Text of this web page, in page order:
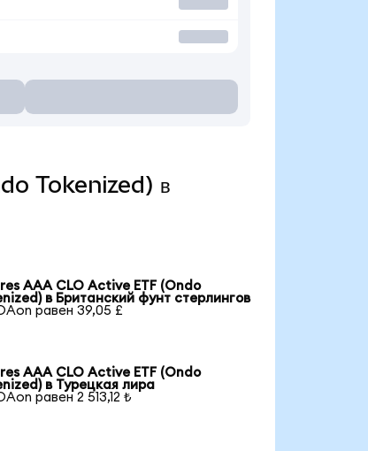
Tokenized) в
AAA CLO Active ETF (Ondo
в Британский фунт стерлингов
равен 39,05 £
AAA CLO Active ETF (Ondo
в Турецкая лира
равен 2 513,12 ₺